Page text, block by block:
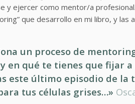
y ejercer como mentor/a
que desarrollo en mi libro, y las
un proceso de
en qué te tienes que fijar
este último episodio de la
tus células grises…»